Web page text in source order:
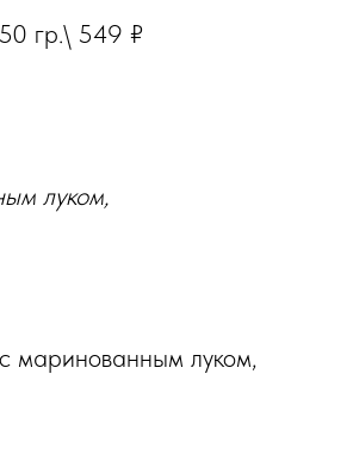
гр.\ 549 ₽
луком,
маринованным луком,